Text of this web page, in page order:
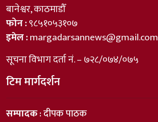
बानेश्वर, काठमाडौँ
फोन :९८५१०५३१०७
इमेल :margadarsannews@gmail.com
सूचना विभाग दर्ता नं. – ७२८/०७४/०७५
टिम मार्गदर्शन
सम्पादक: दीपक पाठक